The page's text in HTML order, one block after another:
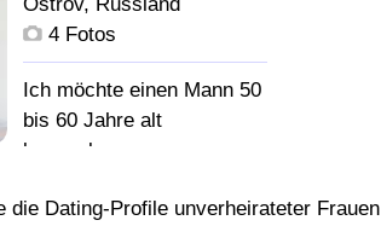
4 Fotos
Ich möchte einen Mann 50
bis 60 Jahre alt
kennenlernen
Со мною не
Dating-Profile unverheirateter